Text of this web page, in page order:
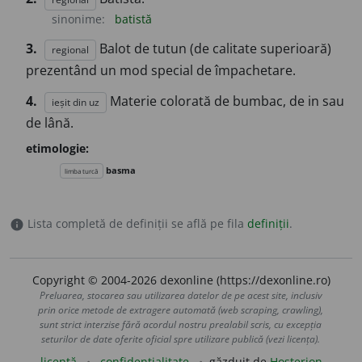
sinonime: batistă
3. regional
Balot de tutun (de calitate superioară)
prezentând un mod special de împachetare.
4.
ieșit din uz
Materie colorată de bumbac, de in sau
de lână.
etimologie:
limba turcă basma
info Lista completă de definiții se află pe fila definiții.
Copyright © 2004-2026 dexonline (https://dexonline.ro)
Preluarea, stocarea sau utilizarea datelor de pe acest site, inclusiv
prin orice metode de extragere automată (web scraping, crawling),
sunt strict interzise fără acordul nostru prealabil scris, cu excepția
seturilor de date oferite oficial spre utilizare publică (vezi licența).